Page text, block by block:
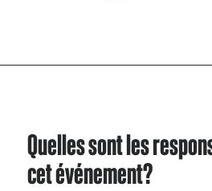
Quelles sont les
cet événement?